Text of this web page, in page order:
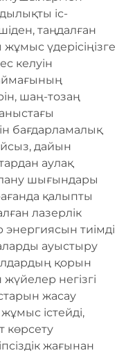
іс-
таңдалған
үдерісіңізге
келуін
шаң-тозаң
бағдарламалық
дайын
аулақ
шығындары
қалыпты
лазерлік
тиімді
ауыстыру
қорын
негізгі
жасау
істейді,
көрсету
жағынан